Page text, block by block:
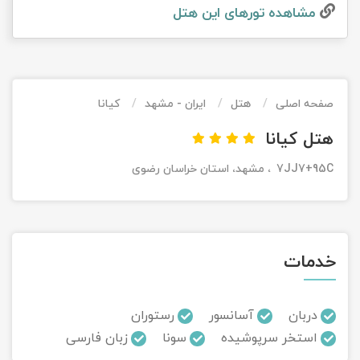
مشاهده تور‌های این هتل
صفحه اصلی هتل ایران - مشهد کیانا
هتل کیانا
7JJ7+95C، مشهد، استان خراسان رضوی
خدمات
دربان آسانسور
رستوران
استخر سرپوشیده
سونا زبان فارسی
تور کویر کاراکال
تور کویر مصر
تور ماسوله
تور مرداب سراوان
تور گلستان
تور کیش از ساری
اقساطی
تور کیش از بندرعباس
اقساطی
تور قزاقستان اقساطی
تور زیارتی اقساطی